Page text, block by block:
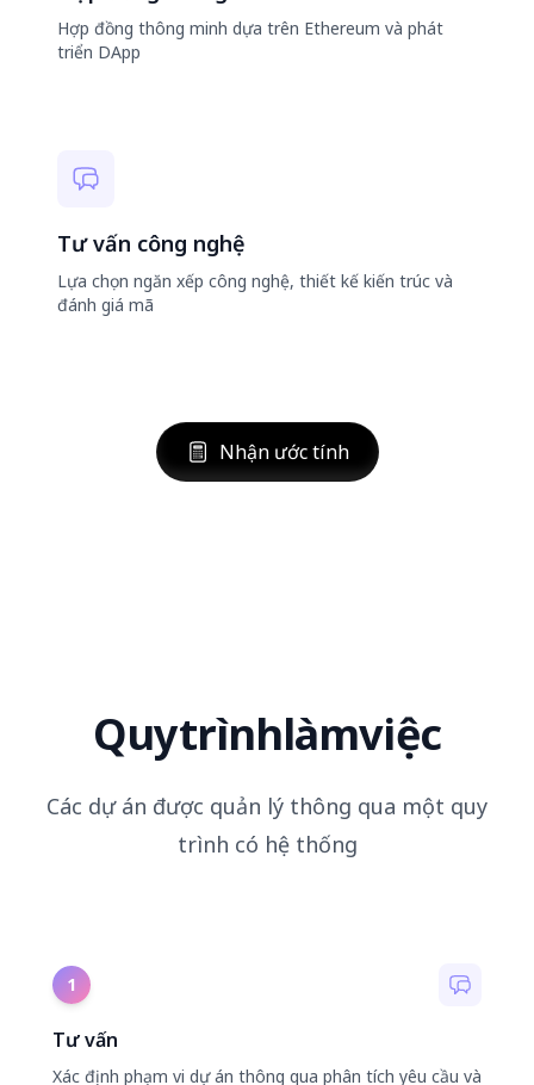
Hợp đồng thông minh dựa trên Ethereum và phát
triển DApp
Tư vấn công nghệ
Lựa chọn ngăn xếp công nghệ, thiết kế kiến ​​trúc và
đánh giá mã
Nhận ước tính
Quytrìnhlàmviệc
Các dự án được quản lý thông qua một quy
trình có hệ thống
1
Tư vấn
Xác định phạm vi dự án thông qua phân tích yêu cầu và